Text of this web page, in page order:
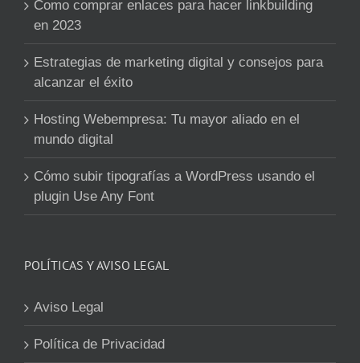
Como comprar enlaces para hacer linkbuilding
en 2023
Estrategias de marketing digital y consejos para
alcanzar el éxito
Hosting Webempresa: Tu mayor aliado en el
mundo digital
Cómo subir tipografías a WordPress usando el
plugin Use Any Font
POLÍTICAS Y AVISO LEGAL
Aviso Legal
Política de Privacidad